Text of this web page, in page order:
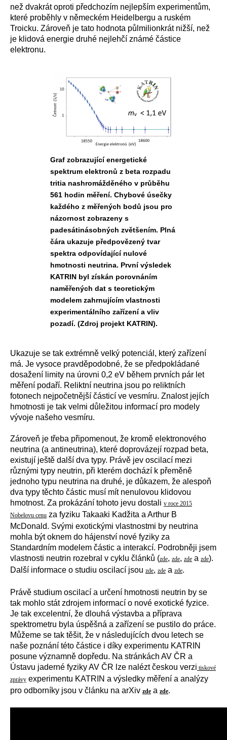
než dvakrát oproti předchozím nejlepším experimentům,
které proběhly v německém Heidelbergu a ruském
Troicku. Zároveň je tato hodnota půlmilionkrát nižší, než
je klidová energie druhé nejlehčí známé částice
elektronu.
Graf zobrazující energetické
spektrum elektronů z beta rozpadu
tritia nashromážděného v průběhu
561 hodin měření. Chybové úsečky
každého z měřených bodů jsou pro
názornost zobrazeny s
padesátinásobných zvětšením. Plná
čára ukazuje předpovězený tvar
spektra odpovídající nulové
hmotnosti neutrina. První výsledek
KATRIN byl získán porovnáním
naměřených dat s teoretickým
modelem zahrnujícím vlastnosti
experimentálního zařízení a vliv
pozadí. (Zdroj projekt KATRIN).
Ukazuje se tak extrémně velký potenciál, který zařízení
má. Je vysoce pravděpodobné, že se předpokládané
dosažení limity na úrovni 0,2 eV během prvních pár let
měření podaří. Reliktní neutrina jsou po reliktních
fotonech nejpočetnější částicí ve vesmíru. Znalost jejích
hmotnosti je tak velmi důležitou informací pro modely
vývoje našeho vesmíru.
Zároveň je třeba připomenout, že kromě elektronového
neutrina (a antineutrina), které doprovázejí rozpad beta,
existují ještě další dva typy. Právě jev oscilací mezi
různými typy neutrin, při kterém dochází k přeměně
jednoho typu neutrina na druhé, je důkazem, že alespoň
dva typy těchto částic musí mít nenulovou klidovou
hmotnost. Za prokázání tohoto jevu dostali v roce 2015
Nobelovu cenu za fyziku Takaaki Kadžita a Arthur B
McDonald. Svými exotickými vlastnostmi by neutrina
mohla být oknem do hájenství nové fyziky za
Standardním modelem částic a interakcí. Podrobněji jsem
vlastnosti neutrin rozebral v cyklu článků (zde, zde, zde a zde).
Další informace o studiu oscilací jsou zde, zde a zde.
Právě studium oscilací a určení hmotnosti neutrin by se
tak mohlo stát zdrojem informací o nové exotické fyzice.
Je tak excelentní, že dlouhá výstavba a příprava
spektrometru byla úspěšná a zařízení se pustilo do práce.
Můžeme se tak těšit, že v následujících dvou letech se
naše poznání této částice i díky experimentu KATRIN
posune významně dopředu. Na stránkách AV ČR a
Ústavu jaderné fyziky AV ČR lze nalézt českou verzi tiskové
zprávy experimentu KATRIN a výsledky měření a analýzy
pro odborníky jsou v článku na arXiv zde a zde.